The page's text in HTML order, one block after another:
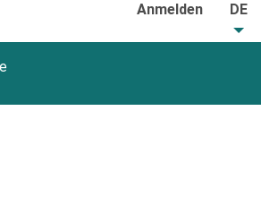
Anmelden DE